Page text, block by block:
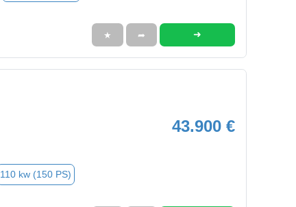
★ ➦ ➜
43.900 €
110 kw (150 PS)